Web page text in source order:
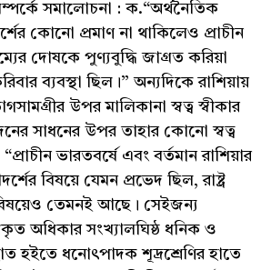
সমালোচনা : ক.“অর্থনৈতিক
কোনো প্রমাণ না থাকিলেও প্রাচীন
দোষকে পুণ্যবুদ্ধি জাগ্রত করিয়া
ব্যবস্থা ছিল।” অন্যদিকে রাশিয়ায়
উপর মালিকানা স্বত্ব স্বীকার
সাধনের উপর তাহার কোনো স্বত্ব
ভারতবর্ষে এবং বর্তমান রাশিয়ার
বিষয়ে যেমন প্রভেদ ছিল, রাষ্ট্র
তেমনই আছে। সেইজন্য
প্রকৃত অধিকার সংখ্যালঘিষ্ঠ ধনিক ও
হইতে ধনোৎপাদক শূদ্রশ্রেণির হাতে